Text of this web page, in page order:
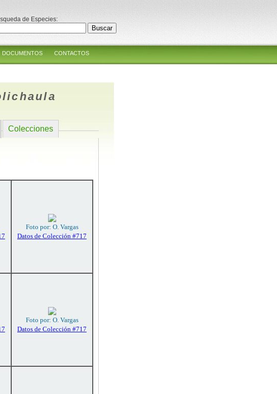
de Especies:
DOCUMENTOS CONTACTOS
Colecciones
Foto por: O. Vargas
Datos de Colección #717
Foto por: O. Vargas
Datos de Colección #717